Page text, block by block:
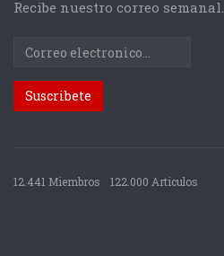
Recibe nuestro correo semanal.
12.441 Miembros 122.000 Articulos